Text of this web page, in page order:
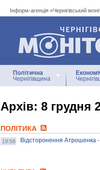
Інформ-агенція «Чернігівський
Інформ-агенція
«Чернігівський
Політична
Чернігівщина
Архiв: 8 грудня
ПОЛІТИКА
19:58 Відсторонення Атрошенка